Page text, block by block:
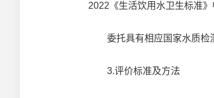
2022《生活饮用水卫生标准
委托具有相应国家水质检测
3.评价标准及方法